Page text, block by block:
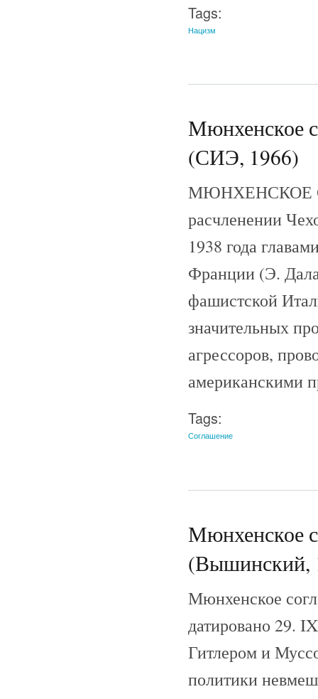
Tags:
Нацизм
Мюнхенское
(СИЭ, 1966)
МЮНХЕНСКОЕ
расчленении
1938 года
Франции (Э.
фашистской
значительных
агрессоров,
американскими
Tags:
Соглашение
Мюнхенское
(Вышинский,
Мюнхенское
датировано 29.
Гитлером и
политики